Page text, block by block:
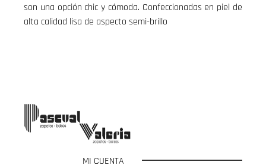
son una opción chic y cómoda. Confeccionadas en piel de
alta calidad lisa de aspecto semi-brillo
MI CUENTA